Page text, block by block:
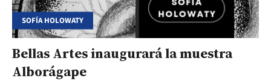
SOFÍA HOLOWATY
Bellas Artes inaugurará la muestra
Alborágape